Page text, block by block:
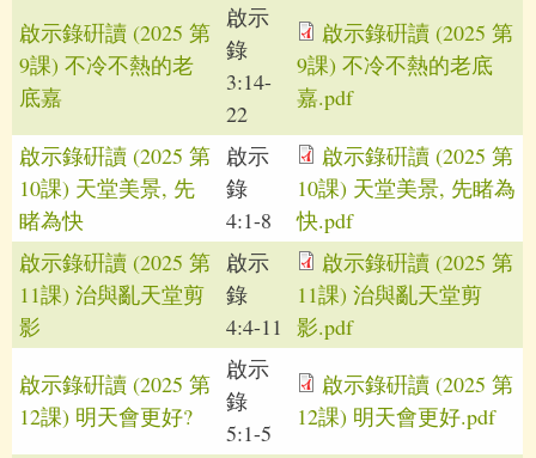
啟示錄硏讀 (2025 第
9課) 不冷不熱的老
底嘉
啟示
錄
3:14-
22
啟示錄硏讀 (2025 第
9課) 不冷不熱的老底
嘉.pdf
啟示錄硏讀 (2025 第
10課) 天堂美景, 先
睹為快
啟示
錄
4:1-8
啟示錄硏讀 (2025 第
10課) 天堂美景, 先睹為
快.pdf
啟示錄硏讀 (2025 第
11課) 治與亂天堂剪
影
啟示
錄
4:4-11
啟示錄硏讀 (2025 第
11課) 治與亂天堂剪
影.pdf
啟示錄硏讀 (2025 第
12課) 明天會更好?
啟示
錄
5:1-5
啟示錄硏讀 (2025 第
12課) 明天會更好.pdf